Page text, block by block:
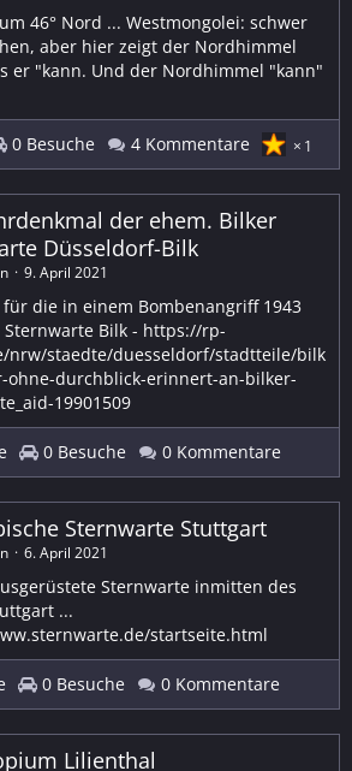
46° Nord ... Westmongolei: schwer
aber hier zeigt der Nordhimmel
er "kann. Und der Nordhimmel "kann"
0 Besuche 4 Kommentare 1
der ehem. Bilker
Düsseldorf-Bilk
9. April 2021
für die in einem Bombenangriff 1943
Bilk - https://rp-
nrw/staedte/duesseldorf/stadtteile/bilk
ohne-durchblick-erinnert-an-bilker-
19901509
0 Besuche 0 Kommentare
Sternwarte Stuttgart
6. April 2021
Sternwarte inmitten des
...
startseite.html
0 Besuche 0 Kommentare
Lilienthal